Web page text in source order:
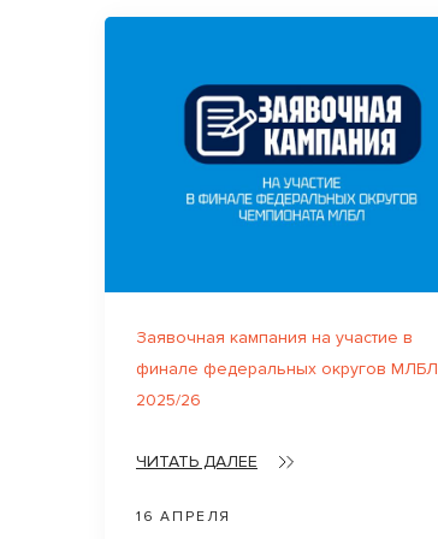
Заявочная кампания на участие в
финале федеральных округов МЛБЛ
2025/26
ЧИТАТЬ ДАЛЕЕ
16 АПРЕЛЯ